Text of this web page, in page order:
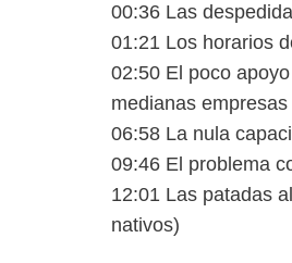
00:36 Las
01:21 Los horarios
02:50 El poco
medianas empresas
06:58 La nula
09:46 El problema
12:01 Las patadas
nativos)